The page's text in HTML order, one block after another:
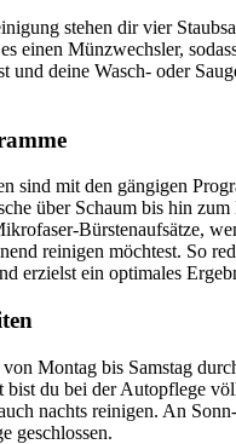
stehen dir vier
einen Münzwechsler,
und deine Wasch- oder
sind mit den gängigen
über Schaum bis hin
Bürstenaufsätze,
reinigen möchtest. So
erzielst ein optimales
Montag bis Samstag
bist du bei der Autopflege
nachts reinigen. An
geschlossen.